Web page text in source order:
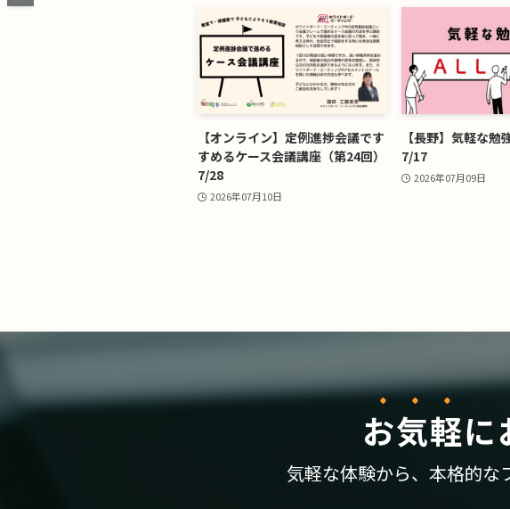
【オンライン】定例進捗会議です
すめるケース会議講座（第24回）
7/28
2026年07月10日
【長野】気軽な勉
7/17
2026年07月09日
お気軽に
気軽な体験から、 本格的な